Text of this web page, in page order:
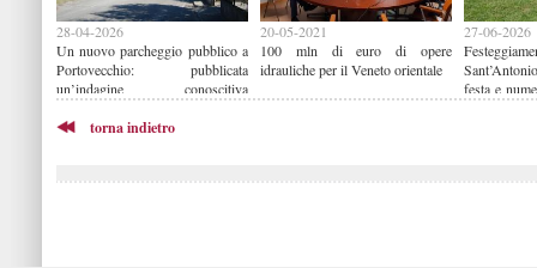
28-04-2026
Un nuovo parcheggio pubblico a
Portovecchio: pubblicata
un’indagine conoscitiva
20-05-2021
100 mln di euro di opere
idrauliche per il Veneto orientale
27-06-2026
festa e
torna indietro